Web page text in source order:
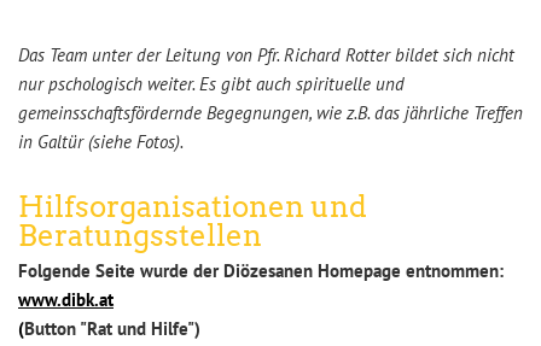
Das Team unter der Leitung von Pfr. Richard Rotter bildet sich nicht
nur pschologisch weiter. Es gibt auch spirituelle und
gemeinsschaftsfördernde Begegnungen, wie z.B. das jährliche Treffen
in Galtür (siehe Fotos).
Hilfsorganisationen und
Beratungsstellen
Folgende Seite wurde der Diözesanen Homepage entnommen:
www.dibk.at
(Button "Rat und Hilfe")